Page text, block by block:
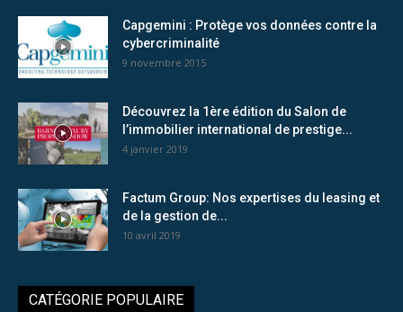
Capgemini : Protège vos données contre la
cybercriminalité
9 novembre 2015
Découvrez la 1ère édition du Salon de
l’immobilier international de prestige...
4 janvier 2019
Factum Group: Nos expertises du leasing et
de la gestion de...
10 avril 2019
CATÉGORIE POPULAIRE